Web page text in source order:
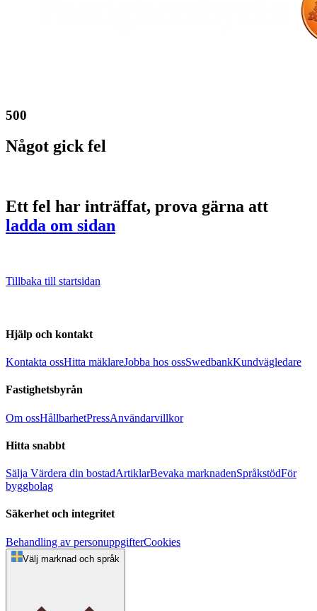
500
Något gick fel
Ett fel har inträffat, prova gärna att
ladda om sidan
Tillbaka till startsidan
Hjälp och kontakt
Kontakta ossHitta mäklareJobba hos ossSwedbankKundvägledare
Fastighetsbyrån
Om ossHållbarhetPressAnvändarvillkor
Hitta snabbt
Sälja Värdera din bostadArtiklarBevaka marknadenSpråkstödFör
byggbolag
Säkerhet och integritet
Behandling av personuppgifterCookies
Välj marknad och språk